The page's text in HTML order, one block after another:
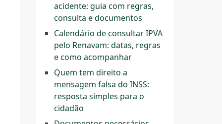
acidente: guia com regras,
consulta e documentos
Calendário de consultar IPVA
pelo Renavam: datas, regras
e como acompanhar
Quem tem direito a
mensagem falsa do INSS:
resposta simples para o
cidadão